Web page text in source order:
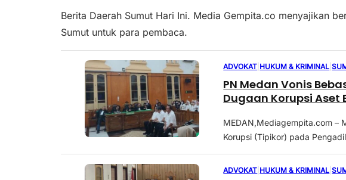
Berita Daerah Sumut Hari Ini. Media Gempita.co menyajikan
Sumut untuk para pembaca.
ADVOKAT HUKUM & KRIMINAL |
PN Medan Vonis
Dugaan Korupsi Aset
MEDAN,Mediagempita.com –
Korupsi (Tipikor) pada
ADVOKAT HUKUM & KRIMINAL |